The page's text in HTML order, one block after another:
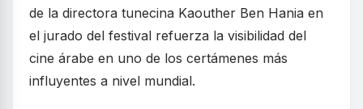
de la directora tunecina Kaouther Ben Hania en
el jurado del festival refuerza la visibilidad del
cine árabe en uno de los certámenes más
influyentes a nivel mundial.